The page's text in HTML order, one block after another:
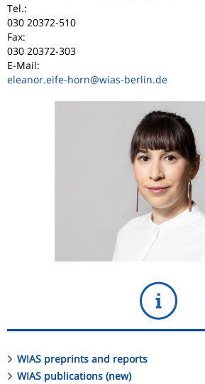
Tel.:
030 20372-510
Fax:
030 20372-303
E-Mail:
eleanor.eife-horn@wias-berlin.de
WIAS preprints and reports
WIAS publications (new)